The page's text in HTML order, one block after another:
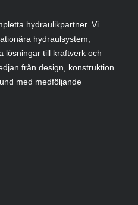
hydraulikpartner. Vi
hydraulsystem,
lösningar till kraftverk och
från design, konstruktion
med medföljande